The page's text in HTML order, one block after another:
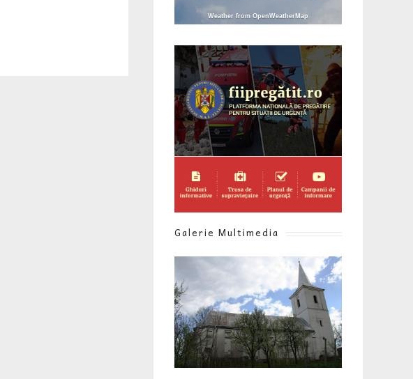
Weather from OpenWeatherMap
Galerie Multimedia